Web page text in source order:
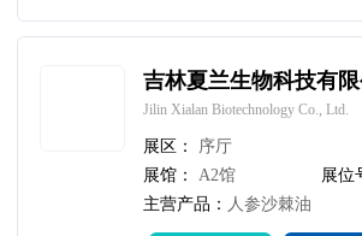
房、神经内科、
职业病科、综合
科、眼耳鼻喉科
有职业病科、伽
科、职业病健康
吉林夏兰生物科技有限
Jilin Xialan Biotechnology Co., Ltd.
展区：
序厅
展馆：
A2馆 展位
主营产品： 人参沙棘油